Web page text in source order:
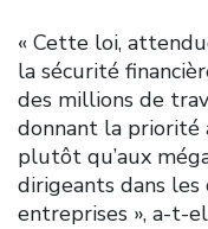
« Cette loi,
la sécurité
des millions de
donnant la priorité
plutôt qu’aux
dirigeants dans les
entreprises », a-t-